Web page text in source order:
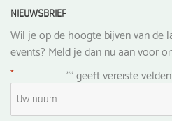
NIEUWSBRIEF
Wil je op de hoogte bijven van de
events? Meld je dan nu aan voor
"
* " geeft vereiste